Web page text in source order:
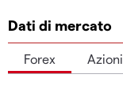
Dati di mercato
Forex Azioni